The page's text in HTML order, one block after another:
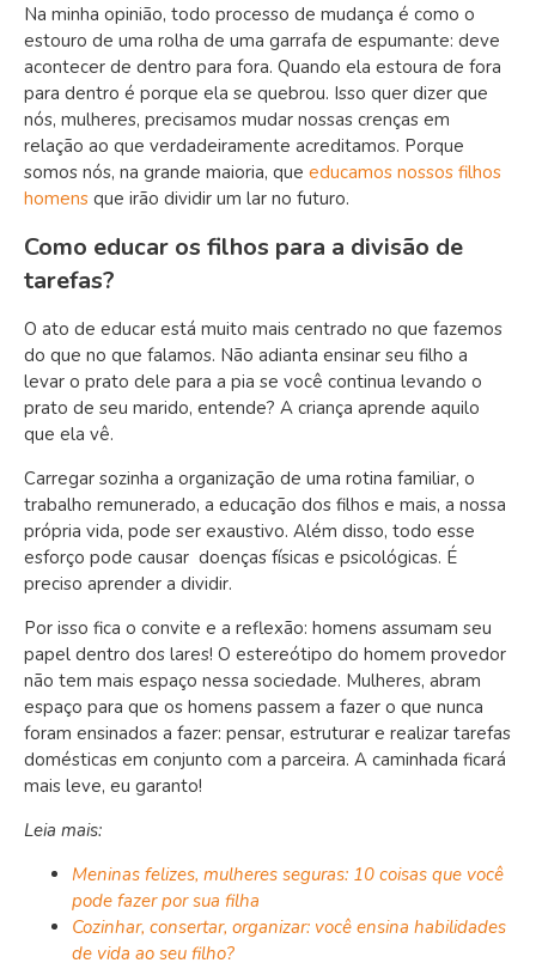
Na minha opinião, todo processo de mudança é como o
estouro de uma rolha de uma garrafa de espumante: deve
acontecer de dentro para fora. Quando ela estoura de fora
para dentro é porque ela se quebrou. Isso quer dizer que
nós, mulheres, precisamos mudar nossas crenças em
relação ao que verdadeiramente acreditamos. Porque
somos nós, na grande maioria, que educamos nossos filhos
homens que irão dividir um lar no futuro.
Como educar os filhos para a divisão de
tarefas?
O ato de educar está muito mais centrado no que fazemos
do que no que falamos. Não adianta ensinar seu filho a
levar o prato dele para a pia se você continua levando o
prato de seu marido, entende? A criança aprende aquilo
que ela vê.
Carregar sozinha a organização de uma rotina familiar, o
trabalho remunerado, a educação dos filhos e mais, a nossa
própria vida, pode ser exaustivo. Além disso, todo esse
esforço pode causar doenças físicas e psicológicas. É
preciso aprender a dividir.
Por isso fica o convite e a reflexão: homens assumam seu
papel dentro dos lares! O estereótipo do homem provedor
não tem mais espaço nessa sociedade. Mulheres, abram
espaço para que os homens passem a fazer o que nunca
foram ensinados a fazer: pensar, estruturar e realizar tarefas
domésticas em conjunto com a parceira. A caminhada ficará
mais leve, eu garanto!
Leia mais:
Meninas felizes, mulheres seguras: 10 coisas que você
pode fazer por sua filha
Cozinhar, consertar, organizar: você ensina habilidades
de vida ao seu filho?